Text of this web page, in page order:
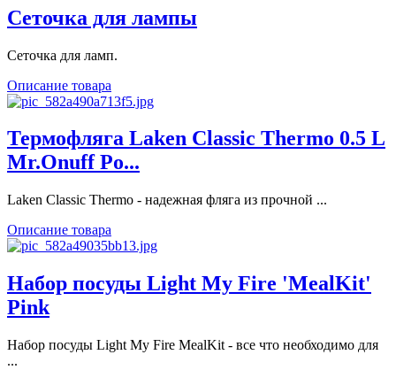
Сеточка для лампы
Сеточка для ламп.
Описание товара
Термофляга Laken Classic Thermo 0.5 L
Mr.Onuff Po...
Laken Classic Thermo - надежная фляга из прочной ...
Описание товара
Набор посуды Light My Fire 'MealKit'
Pink
Набор посуды Light My Fire MealKit - все что необходимо для
...